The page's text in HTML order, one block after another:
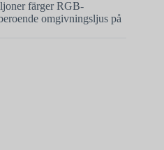
färger RGB-
omgivningsljus på